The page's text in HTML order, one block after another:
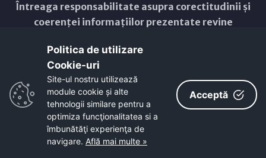
Întreaga responsabilitate asupra corectitudinii și
coerenței informațiilor prezentate revine
Copyright © 2021 - 2026 -
ResponsiveVoice
Non-Commercial License
Politica de utilizare
Cookie-uri‎
Site-ul nostru utilizează
module cookie și alte
tehnologii similare pentru a
optimiza funcţionalitatea si a
îmbunătăţi experienţa de
navigare. Află mai multe »
Acceptă